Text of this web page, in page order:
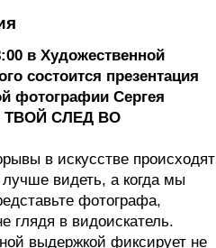
в Художественной
состоится презентация
фотографии Сергея
ТВОЙ СЛЕД ВО
в искусстве происходят
видеть, а когда мы
фотографа,
глядя в видоискатель.
выдержкой фиксирует не